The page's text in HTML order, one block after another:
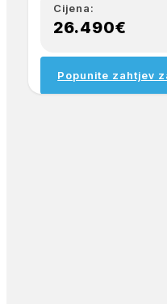
Cijena:
26.490€
Popunite zahtjev